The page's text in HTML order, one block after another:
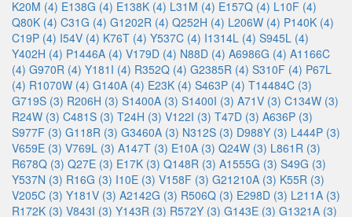
K20M (4) E138G (4) E138K (4) L31M (4) E157Q (4) L10F (4)
Q80K (4) C31G (4) G1202R (4) Q252H (4) L206W (4) P140K (4)
C19P (4) I54V (4) K76T (4) Y537C (4) I1314L (4) S945L (4)
Y402H (4) P1446A (4) V179D (4) N88D (4) A6986G (4) A1166C
(4) G970R (4) Y181I (4) R352Q (4) G2385R (4) S310F (4) P67L
(4) R1070W (4) G140A (4) E23K (4) S463P (4) T14484C (3)
G719S (3) R206H (3) S1400A (3) S1400I (3) A71V (3) C134W (3)
R24W (3) C481S (3) T24H (3) V122I (3) T47D (3) A636P (3)
S977F (3) G118R (3) G3460A (3) N312S (3) D988Y (3) L444P (3)
V659E (3) V769L (3) A147T (3) E10A (3) Q24W (3) L861R (3)
R678Q (3) Q27E (3) E17K (3) Q148R (3) A1555G (3) S49G (3)
Y537N (3) R16G (3) I10E (3) V158F (3) G21210A (3) K55R (3)
V205C (3) Y181V (3) A2142G (3) R506Q (3) E298D (3) L211A (3)
R172K (3) V843I (3) Y143R (3) R572Y (3) G143E (3) G1321A (3)